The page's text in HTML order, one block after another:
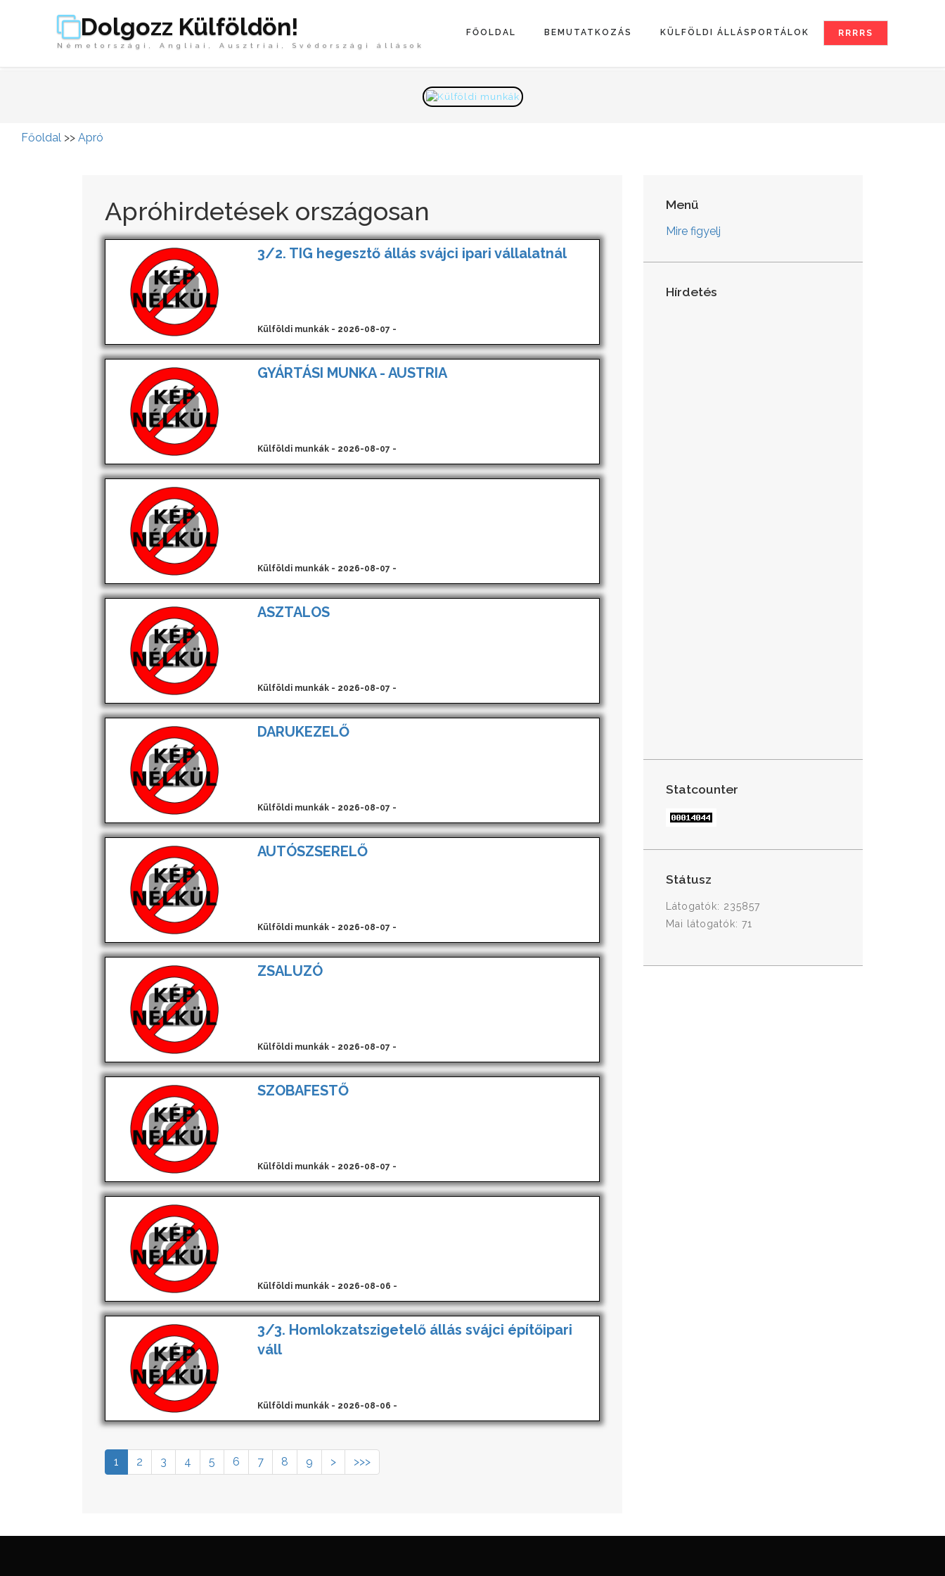
Dolgozz Külföldön!
Németországi, Angliai, Ausztriai, Svédországi állások
RRRRS
FŐOLDAL BEMUTATKOZÁS KÜLFÖLDI ÁLLÁSPORTÁLOK
Főoldal >> Apró
Apróhirdetések országosan
3/2. TIG hegesztő állás svájci ipari vállalatnál
Külföldi munkák - 2026-08-07 -
GYÁRTÁSI MUNKA - AUSTRIA
Külföldi munkák - 2026-08-07 -
Külföldi munkák - 2026-08-07 -
ASZTALOS
Külföldi munkák - 2026-08-07 -
DARUKEZELŐ
Külföldi munkák - 2026-08-07 -
AUTÓSZSERELŐ
Külföldi munkák - 2026-08-07 -
ZSALUZÓ
Külföldi munkák - 2026-08-07 -
SZOBAFESTŐ
Külföldi munkák - 2026-08-07 -
Külföldi munkák - 2026-08-06 -
3/3. Homlokzatszigetelő állás svájci építőipari
váll
Külföldi munkák - 2026-08-06 -
1 2 3 4 5 6 7 8 9 > >>>
Menü
Mire figyelj
Hírdetés
Statcounter
Státusz
Látogatók: 235857
Mai látogatók: 71